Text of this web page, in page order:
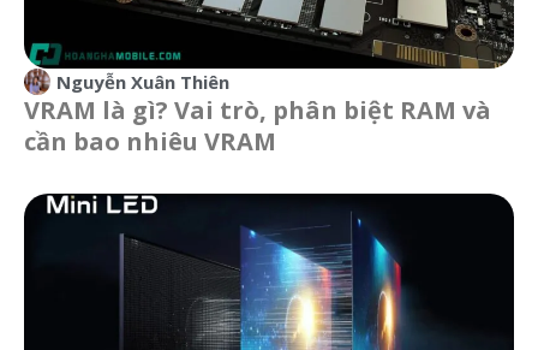
Nguyễn Xuân Thiên
VRAM là gì? Vai trò, phân biệt RAM và
cần bao nhiêu VRAM